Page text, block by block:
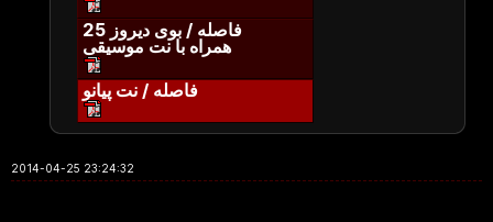
فاصله / بوی دیروز 25
همراه با نت موسیقی
فاصله / نت پیانو
2014-04-25 23:24:32